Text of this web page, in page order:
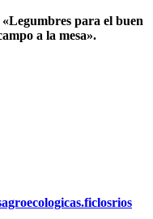
para el buen
a la mesa».